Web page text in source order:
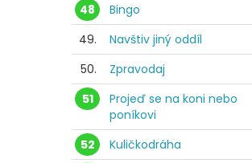
48
Bingo
49.
Navštiv jiný oddíl
50.
Zpravodaj
51
Projeď se na koni nebo
poníkovi
52
Kuličkodráha